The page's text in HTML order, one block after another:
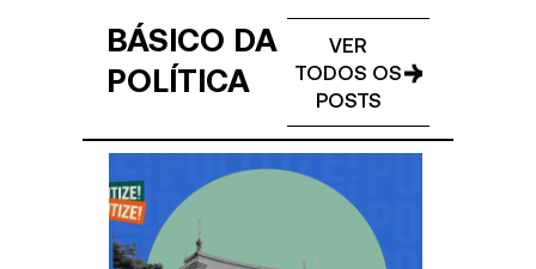
BÁSICO DA
POLÍTICA
VER
TODOS OS
POSTS